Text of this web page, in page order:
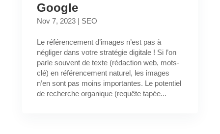
Google
Nov 7, 2023| SEO
Le référencement d’images n’est pas à
négliger dans votre stratégie digitale ! Si l’on
parle souvent de texte (rédaction web, mots-
clé) en référencement naturel, les images
n’en sont pas moins importantes. Le potentiel
de recherche organique (requête tapée...